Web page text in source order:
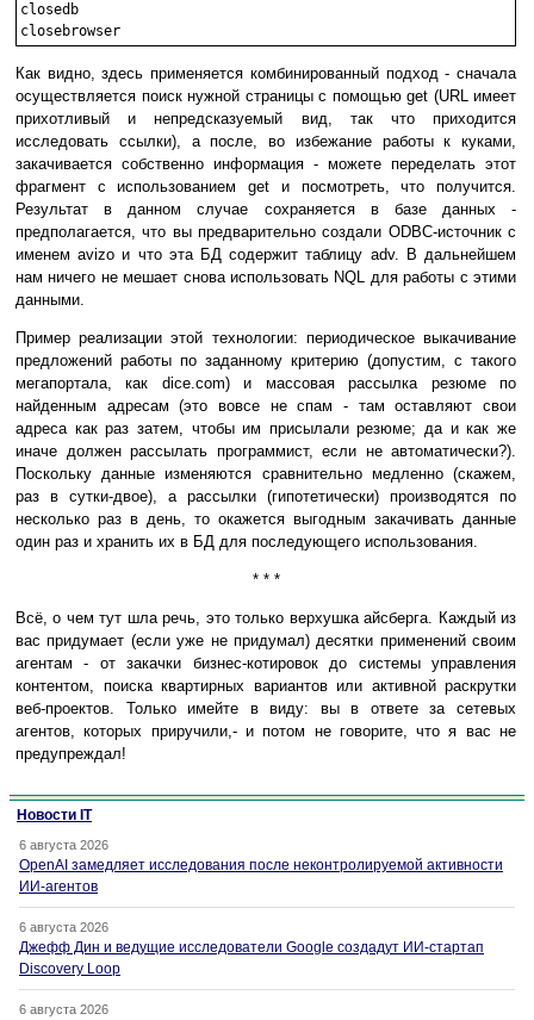
closedb
Как видно, здесь применяется комбинированный подход - сначала
осуществляется поиск нужной страницы с помощью get (URL имеет
прихотливый и непредсказуемый вид, так что приходится
исследовать ссылки), а после, во избежание работы к куками,
закачивается собственно информация - можете переделать этот
фрагмент с использованием get и посмотреть, что получится.
Результат в данном случае сохраняется в базе данных -
предполагается, что вы предварительно создали ODBC-источник с
именем avizo и что эта БД содержит таблицу adv. В дальнейшем
нам ничего не мешает снова использовать NQL для работы с этими
данными.
Пример реализации этой технологии: периодическое выкачивание
предложений работы по заданному критерию (допустим, с такого
мегапортала, как dice.com) и массовая рассылка резюме по
найденным адресам (это вовсе не спам - там оставляют свои
адреса как раз затем, чтобы им присылали резюме; да и как же
иначе должен рассылать программист, если не автоматически?).
Поскольку данные изменяются сравнительно медленно (скажем,
раз в сутки-двое), а рассылки (гипотетически) производятся по
несколько раз в день, то окажется выгодным закачивать данные
один раз и хранить их в БД для последующего использования.
* * *
Всё, о чем тут шла речь, это только верхушка айсберга. Каждый из
вас придумает (если уже не придумал) десятки применений своим
агентам - от закачки бизнес-котировок до системы управления
контентом, поиска квартирных вариантов или активной раскрутки
веб-проектов. Только имейте в виду: вы в ответе за сетевых
агентов, которых приручили,- и потом не говорите, что я вас не
предупреждал!
Новости IT
6 августа 2026
OpenAI замедляет исследования после неконтролируемой активности
ИИ-агентов
6 августа 2026
Джефф Дин и ведущие исследователи Google создадут ИИ-стартап
Discovery Loop
6 августа 2026